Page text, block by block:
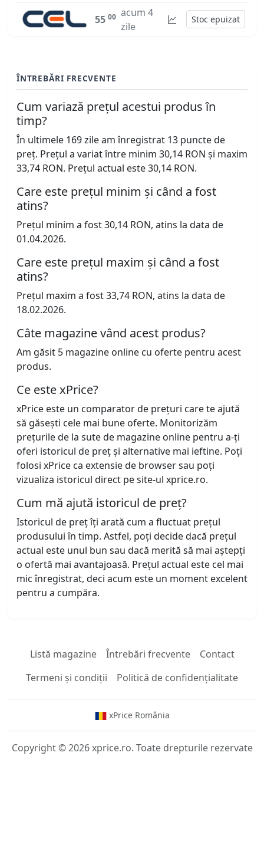
55 00 acum 4
zile
Stoc epuizat
ÎNTREBĂRI FRECVENTE
Cum variază prețul acestui produs în
timp?
În ultimele 169 zile am înregistrat 13 puncte de
preț. Prețul a variat între minim 30,14 RON și maxim
33,74 RON. Prețul actual este 30,14 RON.
Care este prețul minim și când a fost
atins?
Prețul minim a fost 30,14 RON, atins la data de
01.04.2026.
Care este prețul maxim și când a fost
atins?
Prețul maxim a fost 33,74 RON, atins la data de
18.02.2026.
Câte magazine vând acest produs?
Am găsit 5 magazine online cu oferte pentru acest
produs.
Ce este xPrice?
xPrice este un comparator de prețuri care te ajută
să găsești cele mai bune oferte. Monitorizăm
prețurile de la sute de magazine online pentru a-ți
oferi istoricul de preț și alternative mai ieftine. Poți
folosi xPrice ca extensie de browser sau poți
vizualiza istoricul direct pe site-ul xprice.ro.
Cum mă ajută istoricul de preț?
Istoricul de preț îți arată cum a fluctuat prețul
produsului în timp. Astfel, poți decide dacă prețul
actual este unul bun sau dacă merită să mai aștepți
o ofertă mai avantajoasă. Prețul actual este cel mai
mic înregistrat, deci acum este un moment excelent
pentru a cumpăra.
Listă magazine Întrebări frecvente
Contact
Termeni și condiții
Politică de confidențialitate
xPrice România
Copyright © 2026 xprice.ro. Toate drepturile rezervate